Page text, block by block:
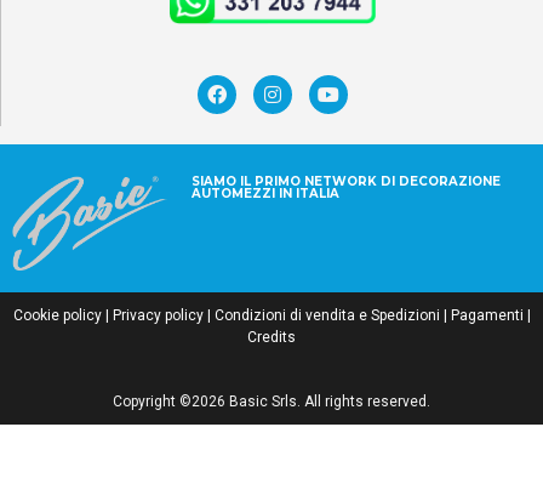
SIAMO IL PRIMO NETWORK DI DECORAZIONE
AUTOMEZZI IN ITALIA
Cookie policy| Privacy policy| Condizioni di vendita e Spedizioni Pagamenti
Credits
Copyright ©2026 Basic Srls. All rights reserved.